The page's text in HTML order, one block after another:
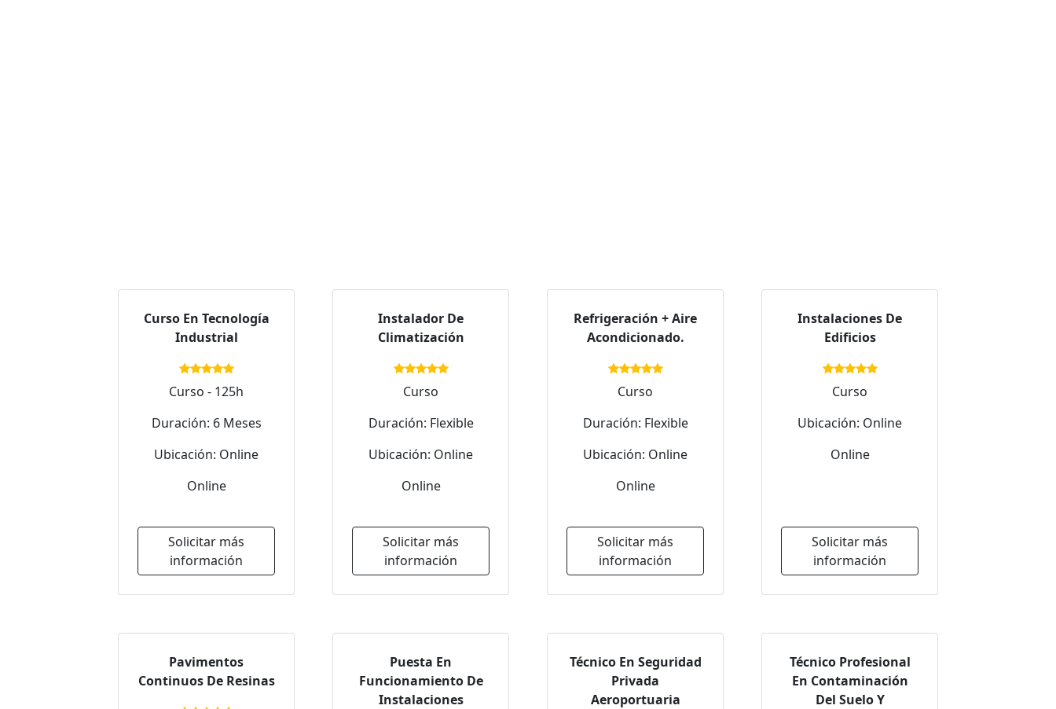
Curso En Tecnología
Industrial
Curso - 125h
Duración: 6 Meses
Ubicación: Online
Online
Solicitar más
información
Instalador De
Climatización
Curso
Duración: Flexible
Ubicación: Online
Online
Solicitar más
información
Refrigeración + Aire
Acondicionado.
Curso
Duración: Flexible
Ubicación: Online
Online
Solicitar más
información
Instalaciones De
Edificios
Curso
Ubicación: Online
Online
Solicitar más
información
Pavimentos
Continuos De Resinas
Puesta En
Funcionamiento De
Instalaciones
Técnico En Seguridad
Privada
Aeroportuaria
Técnico Profesional
En Contaminación
Del Suelo Y